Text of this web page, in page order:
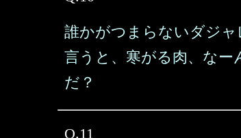
誰かがつまらないダジャ
言うと、寒がる肉、なー
だ？
Q.11